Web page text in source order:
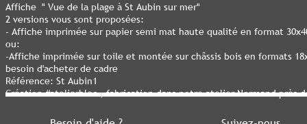
Affiche " Vue de la plage à St Aubin sur mer"
2 versions vous sont proposées:
- Affiche imprimée sur papier semi mat haute qualité en format
ou:
-Affiche imprimée sur toile et montée sur châssis bois en formats
besoin d'acheter de cadre
Référence: St Aubin1
Création #atelierblec , fabrication dans notre atelier Normand près